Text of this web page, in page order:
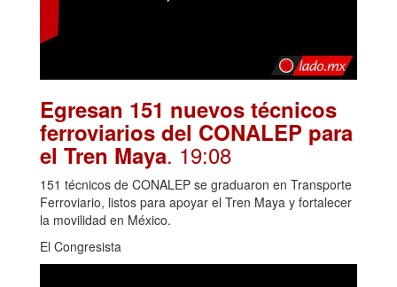
Egresan 151 nuevos técnicos
ferroviarios del CONALEP para
el Tren Maya. 19:08
151 técnicos de CONALEP se graduaron en Transporte
Ferroviario, listos para apoyar el Tren Maya y fortalecer
la movilidad en México.
El Congresista